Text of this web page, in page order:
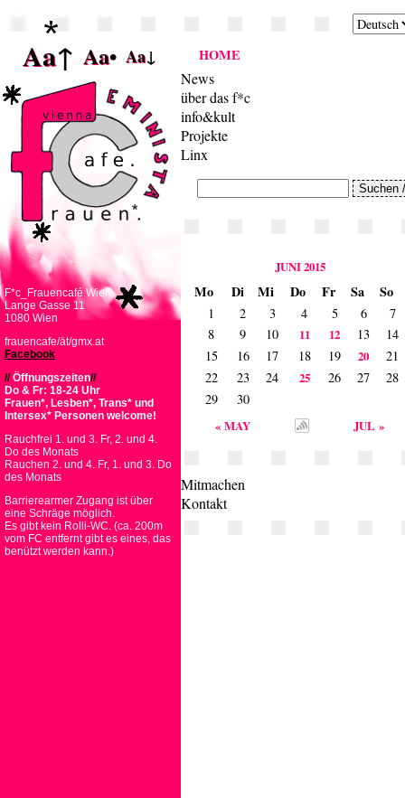
HOME
News
über das f*c
info&kult
Projekte
Linx
JUNI 2015
Mo Di Mi Do Fr Sa So
1 2 3 4 5 6
7
8
9 10 11 12 13
14
15
16 17 18 19 20
21
22
23 24 25 26 27
28
29
30
« MAY JUL »
Mitmachen
Kontakt
Aa↑ Aa• Aa↓
F*c_Frauencafé Wien
Lange Gasse 11
1080 Wien
frauencafe/ät/gmx.at
Facebook
//Öffnungszeiten//
Do & Fr: 18-24 Uhr
Frauen*, Lesben*, Trans* und
Intersex* Personen welcome!
Rauchfrei 1. und 3. Fr, 2. und 4.
Do des Monats
Rauchen 2. und 4. Fr, 1. und 3. Do
des Monats
Barrierearmer Zugang ist über
eine Schräge möglich.
Es gibt kein Rolli-WC. (ca. 200m
vom FC entfernt gibt es eines, das
benützt werden kann.)